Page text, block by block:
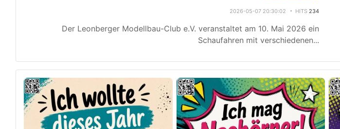
2026-05-07 20:30:02 HITS 234
Der Leonberger Modellbau-Club e.V. veranstaltet am 10. Mai 2026 ein
Schaufahren mit verschiedenen...